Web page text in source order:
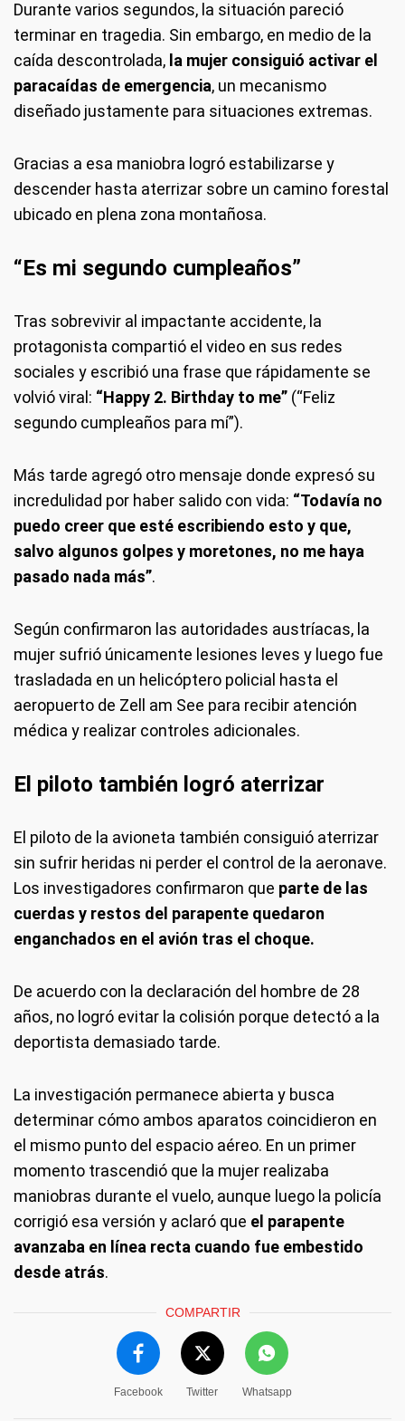
Durante varios segundos, la situación pareció
terminar en tragedia. Sin embargo, en medio de la
caída descontrolada, la mujer consiguió activar el
paracaídas de emergencia, un mecanismo
diseñado justamente para situaciones extremas.
Gracias a esa maniobra logró estabilizarse y
descender hasta aterrizar sobre un camino forestal
ubicado en plena zona montañosa.
“Es mi segundo cumpleaños”
Tras sobrevivir al impactante accidente, la
protagonista compartió el video en sus redes
sociales y escribió una frase que rápidamente se
volvió viral: “Happy 2. Birthday to me” (“Feliz
segundo cumpleaños para mí”).
Más tarde agregó otro mensaje donde expresó su
incredulidad por haber salido con vida: “Todavía no
puedo creer que esté escribiendo esto y que,
salvo algunos golpes y moretones, no me haya
pasado nada más”.
Según confirmaron las autoridades austríacas, la
mujer sufrió únicamente lesiones leves y luego fue
trasladada en un helicóptero policial hasta el
aeropuerto de Zell am See para recibir atención
médica y realizar controles adicionales.
El piloto también logró aterrizar
El piloto de la avioneta también consiguió aterrizar
sin sufrir heridas ni perder el control de la aeronave.
Los investigadores confirmaron que parte de las
cuerdas y restos del parapente quedaron
enganchados en el avión tras el choque.
De acuerdo con la declaración del hombre de 28
años, no logró evitar la colisión porque detectó a la
deportista demasiado tarde.
La investigación permanece abierta y busca
determinar cómo ambos aparatos coincidieron en
el mismo punto del espacio aéreo. En un primer
momento trascendió que la mujer realizaba
maniobras durante el vuelo, aunque luego la policía
corrigió esa versión y aclaró que el parapente
avanzaba en línea recta cuando fue embestido
desde atrás.
COMPARTIR
Facebook Twitter Whatsapp